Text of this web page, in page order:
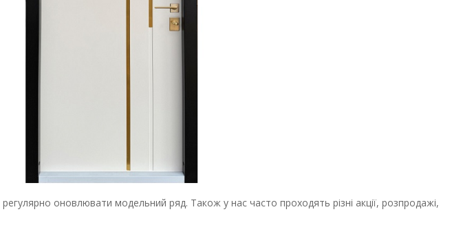
оновлювати модельний ряд. Також у нас часто проходять різні акції, розпродажі,